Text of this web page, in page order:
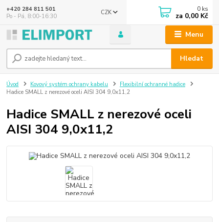
Menu
CZK
Hledat
+420 284 811 501
Po - Pá, 8:00-16:30
0 ks
za 0,00 Kč
Úvod Kovový systém ochrany kabelu
Flexibilní ochranné hadice
Hadice SMALL z nerezové oceli AISI 304 9,0x11,2
Hadice SMALL z nerezové oceli
AISI 304 9,0x11,2